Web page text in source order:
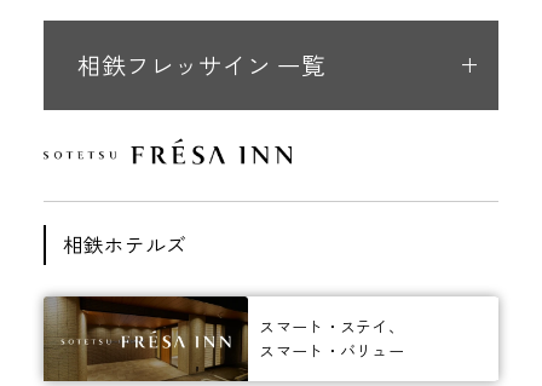
相鉄フレッサイン 一覧
相鉄ホテルズ
スマート・ステイ、
スマート・バリュー